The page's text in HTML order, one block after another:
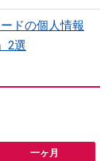
ドの個人情報
2選
一ヶ月